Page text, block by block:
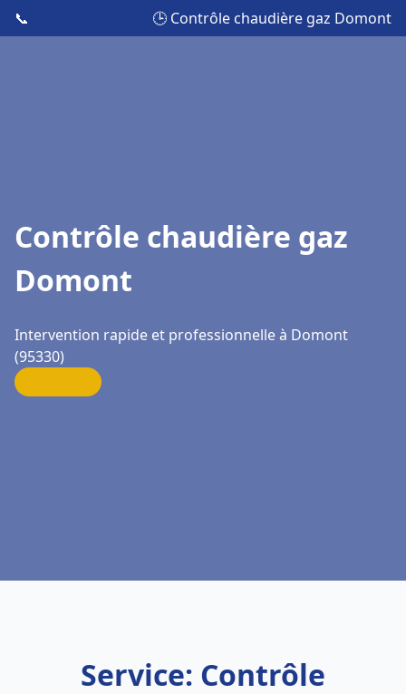
📞 🕒 Contrôle chaudière gaz Domont
Contrôle chaudière gaz
Domont
Intervention rapide et professionnelle à Domont
(95330)
Service: Contrôle